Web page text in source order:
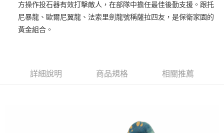
悠遊付
AFTEE先享後付
便利好安心！
１．於結帳方式選擇「AFTEE先享後付」後，將跳轉至「AFTEE先享後付」
方操作投石器有效打擊敵人，在部隊中擔任最佳後勤支援。跟托
尼暴龍、歐爾尼翼龍、法索里劍龍號稱薩拉四友，是保衛家園的
黃金組合。
詳細說明 商品規格 相關推薦